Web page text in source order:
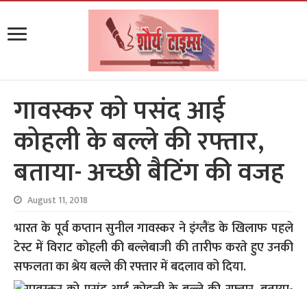
गावस्कर को पसंद आई
कोहली के बल्ले की रफ्तार,
बताया- अच्छी बैटिंग की वजह
August 11, 2018
भारत के पूर्व कप्तान सुनील गावस्कर ने इंग्लैंड के खिलाफ पहले
टेस्ट में विराट कोहली की बल्लेबाजी की तारीफ करते हुए उनकी
सफलता का श्रेय बल्ले की रफ्तार में बदलाव को दिया.